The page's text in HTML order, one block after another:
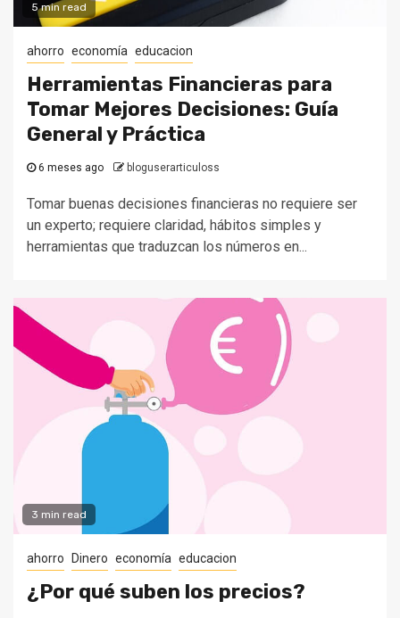
5 min read
ahorro economía educacion
Herramientas Financieras para
Tomar Mejores Decisiones: Guía
General y Práctica
6 meses ago bloguserarticuloss
Tomar buenas decisiones financieras no requiere ser
un experto; requiere claridad, hábitos simples y
herramientas que traduzcan los números en...
3 min read
ahorro Dinero economía educacion
¿Por qué suben los precios?